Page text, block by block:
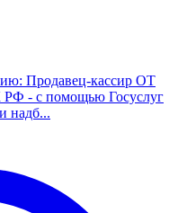
Продавец-кассир ОТ
- с помощью Госуслуг
надб...